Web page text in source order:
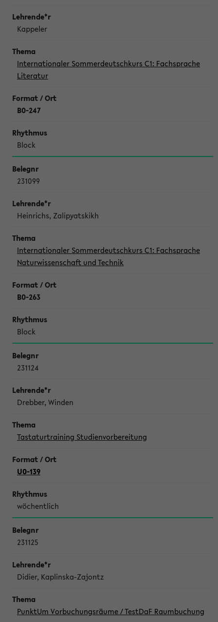
Kappeler
Internationaler Sommerdeutschkurs C1: Fachsprache
Literatur
B0-247
Block
231099
Heinrichs, Zalipyatskikh
Internationaler Sommerdeutschkurs C1: Fachsprache
Naturwissenschaft und Technik
B0-263
Block
231124
Drebber, Winden
Tastaturtraining Studienvorbereitung
U0-139
wöchentlich
231125
Didier, Kaplinska-Zajontz
PunktUm Vorbuchungsräume / TestDaF Raumbuchung